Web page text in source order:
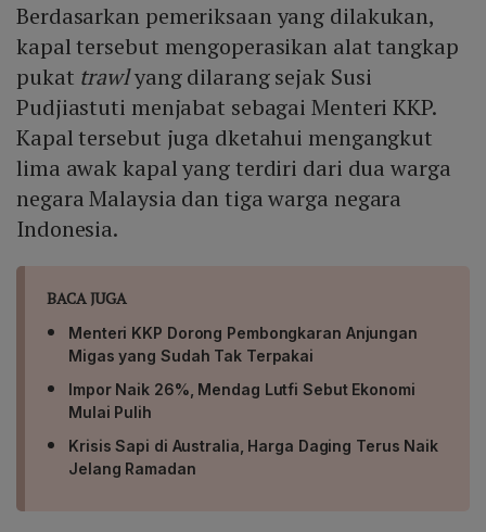
Berdasarkan pemeriksaan yang dilakukan,
kapal tersebut mengoperasikan alat tangkap
pukat trawlyang dilarang sejak Susi
Pudjiastuti menjabat sebagai Menteri KKP.
Kapal tersebut juga dketahui mengangkut
lima awak kapal yang terdiri dari dua warga
negara Malaysia dan tiga warga negara
Indonesia.
BACA JUGA
Menteri KKP Dorong Pembongkaran Anjungan
Migas yang Sudah Tak Terpakai
Impor Naik 26%, Mendag Lutfi Sebut Ekonomi
Mulai Pulih
Krisis Sapi di Australia, Harga Daging Terus Naik
Jelang Ramadan